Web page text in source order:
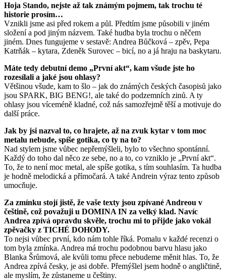
Hoja Stando, nejste až tak známým pojmem, tak trochu té
historie prosím…
Vznikli jsme asi před rokem a půl. Předtím jsme působili v jiném
složení a pod jiným názvem. Také hudba byla trochu o něčem
jiném. Dnes fungujeme v sestavě: Andrea Bůčková – zpěv, Pepa
Katrňák – kytara, Zdeněk Surovec – bicí, no a já hraju na baskytaru.
Máte tedy debutní demo „První akt“, kam všude jste ho
rozesílali a jaké jsou ohlasy?
Většinou všude, kam to šlo – jak do známých českých časopisů jako
jsou SPARK, BIG BENG!, ale také do podzemních zinů. A ty
ohlasy jsou víceméně kladné, což nás samozřejmě těší a motivuje do
další práce.
Jak by jsi nazval to, co hrajete, až na zvuk kytar v tom moc
metalu nebude, spíše gotika, co ty na to?
Nad stylem jsme vůbec nepřemýšleli, bylo to všechno spontánní.
Každý do toho dal něco ze sebe, no a to, co vzniklo je „První akt“.
To, že to není moc metal, ale spíše gotika, s tím souhlasím. Ta hudba
je hodně melodická a přímočará. A také Andrein výraz tento způsob
umocňuje.
Za zmínku stojí jistě, že vaše texty jsou zpívané Andreou v
češtině, což považuji u DOMINA IN za velký klad. Navíc
Andrea zpívá opravdu skvěle, trochu mi to přijde jako vokál
zpěvačky z TICHÉ DOHODY.
To nejsi vůbec první, kdo nám tohle říká. Pomalu v každé recenzi o
tom byla zmínka. Andrea má trochu podobnou barvu hlasu jako
Blanka Šrůmová, ale kvůli tomu přece nebudeme měnit hlas. To, že
Andrea zpívá česky, je asi dobře. Přemýšlel jsem hodně o angličtině,
ale myslím, že zůstaneme u češtiny.